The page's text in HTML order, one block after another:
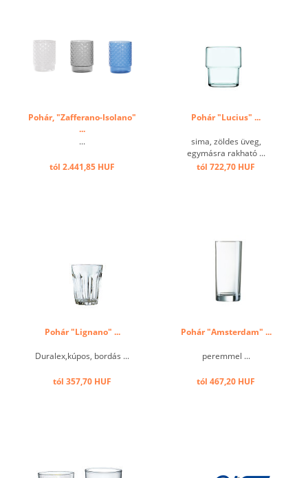
Pohár, "Zafferano-Isolano"
...
...
tól 2.441,85 HUF
Pohár "Lucius" ...
sima, zöldes üveg,
egymásra rakható ...
tól 722,70 HUF
Pohár "Lignano" ...
Duralex,kúpos, bordás ...
tól 357,70 HUF
Pohár "Amsterdam" ...
peremmel ...
tól 467,20 HUF